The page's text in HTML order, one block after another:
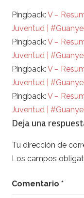
Pingback: V –
Juventud |
Pingback: V –
Juventud |
Pingback: V –
Juventud |
Pingback: V –
Juventud |
Deja una
Tu dirección de
Los campos
Comentario *